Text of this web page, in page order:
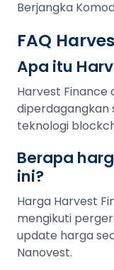
Berjangka
FAQ
Apa itu
Harvest
diperdagangkan
teknologi
Berapa
ini?
Harga Harvest
mengikuti
update harga
Nanovest.